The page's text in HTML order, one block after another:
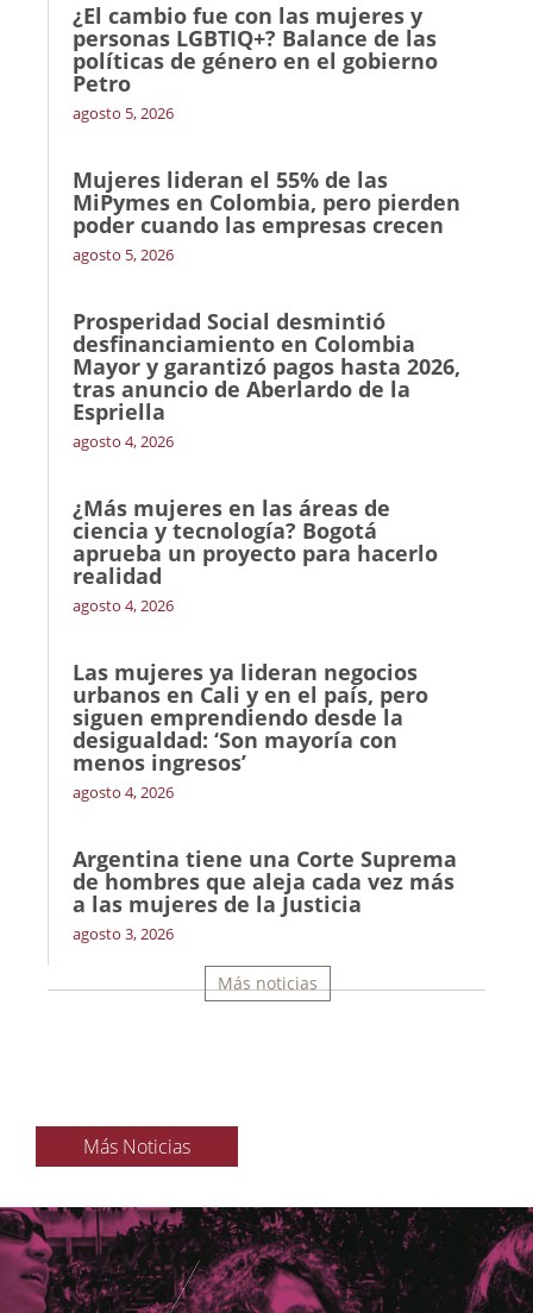
¿El cambio fue con las mujeres y
personas LGBTIQ+? Balance de las
políticas de género en el gobierno
Petro
agosto 5, 2026
Mujeres lideran el 55% de las
MiPymes en Colombia, pero pierden
poder cuando las empresas crecen
agosto 5, 2026
Prosperidad Social desmintió
desfinanciamiento en Colombia
Mayor y garantizó pagos hasta 2026,
tras anuncio de Aberlardo de la
Espriella
agosto 4, 2026
¿Más mujeres en las áreas de
ciencia y tecnología? Bogotá
aprueba un proyecto para hacerlo
realidad
agosto 4, 2026
Las mujeres ya lideran negocios
urbanos en Cali y en el país, pero
siguen emprendiendo desde la
desigualdad: ‘Son mayoría con
menos ingresos’
agosto 4, 2026
Argentina tiene una Corte Suprema
de hombres que aleja cada vez más
a las mujeres de la Justicia
agosto 3, 2026
Más noticias
Más Noticias